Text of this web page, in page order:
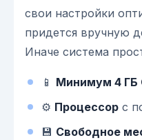
свои настройки
придется вручную
Иначе система
📱 Минимум 4 ГБ
⚙️ Процессор с
💾 Свободное